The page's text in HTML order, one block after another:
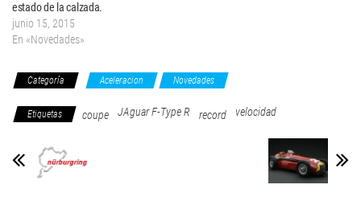
estado de la calzada.
junio 15, 2015
En «Novedades»
Categoría Aceleracion Novedades
Etiquetas coupe JAguar F-Type R record velocidad